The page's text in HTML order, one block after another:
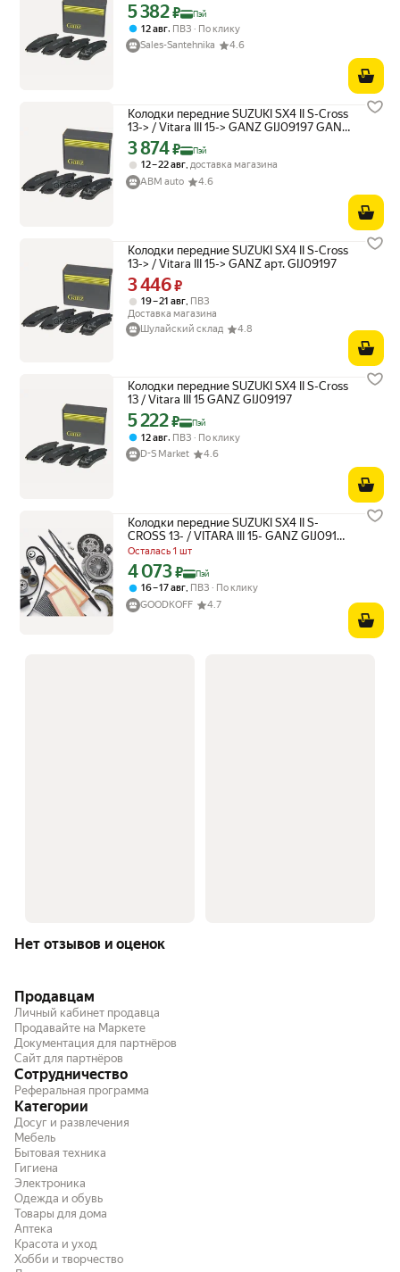
Цена с картой Яндекс Пэй 5382 ₽ вместо
5 382₽ Пэй
12 авг, ПВЗ
По клику
Sales-Santehnika
4.6
Колодки передние SUZUKI SX4 II S-Cross
13-> / Vitara III 15-> GANZ GIJ09197 GANZ
арт. GIJ09197
Цена с картой Яндекс Пэй 3874 ₽ вместо
3 874₽ Пэй
12 – 22 авг, доставка магазина
ABM auto
4.6
Колодки передние SUZUKI SX4 II S-Cross
13-> / Vitara III 15-> GANZ арт. GIJ09197
Цена 3446 ₽ вместо
3 446₽
19 – 21 авг ПВЗ
Доставка магазина
Шулайский склад
4.8
Колодки передние SUZUKI SX4 II S-Cross
13 / Vitara III 15 GANZ GIJ09197
Цена с картой Яндекс Пэй 5222 ₽ вместо
5 222₽ Пэй
12 авг, ПВЗ
По клику
D-S Market
4.6
Колодки передние SUZUKI SX4 II S-
CROSS 13- / VITARA III 15- GANZ GIJ09197
GANZ GIJ09197
Осталась 1 шт
Цена с картой Яндекс Пэй 4073 ₽ вместо
4 073₽ Пэй
16 – 17 авг, ПВЗ
По клику
GOODKOFF
4.7
Нет отзывов и оценок
Продавцам
Личный кабинет продавца
Продавайте на Маркете
Документация для партнёров
Сайт для партнёров
Сотрудничество
Реферальная программа
Категории
Досуг и развлечения
Мебель
Бытовая техника
Гигиена
Электроника
Одежда и обувь
Товары для дома
Аптека
Красота и уход
Хобби и творчество